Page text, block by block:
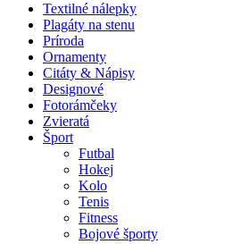
Textilné nálepky
Plagáty na stenu
Príroda
Ornamenty
Citáty & Nápisy
Designové
Fotorámčeky
Zvieratá
Šport
Futbal
Hokej
Kolo
Tenis
Fitness
Bojové športy